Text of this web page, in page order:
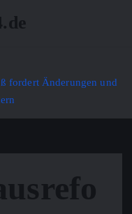
fordert Änderungen und